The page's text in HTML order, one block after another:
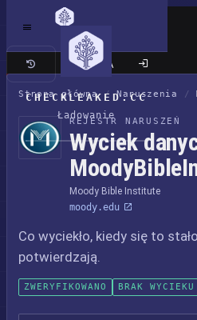
CHECKLEAKED.CC
Ładowanie
Klasyczna wersja
Strona główna / Naruszenia /
REJESTR NARUSZEŃ
Wyciek
Moody Bible Institute
moody.edu
Co wyciekło, kiedy się to
potwierdzają.
ZWERYFIKOWANO BRAK